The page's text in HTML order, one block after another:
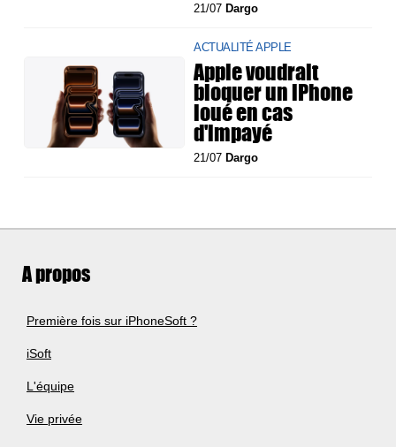
21/07 Dargo
ACTUALITÉ APPLE
Apple voudrait
bloquer un iPhone
loué en cas
d'impayé
21/07 Dargo
A propos
Première fois sur iPhoneSoft ?
iSoft
L'équipe
Vie privée